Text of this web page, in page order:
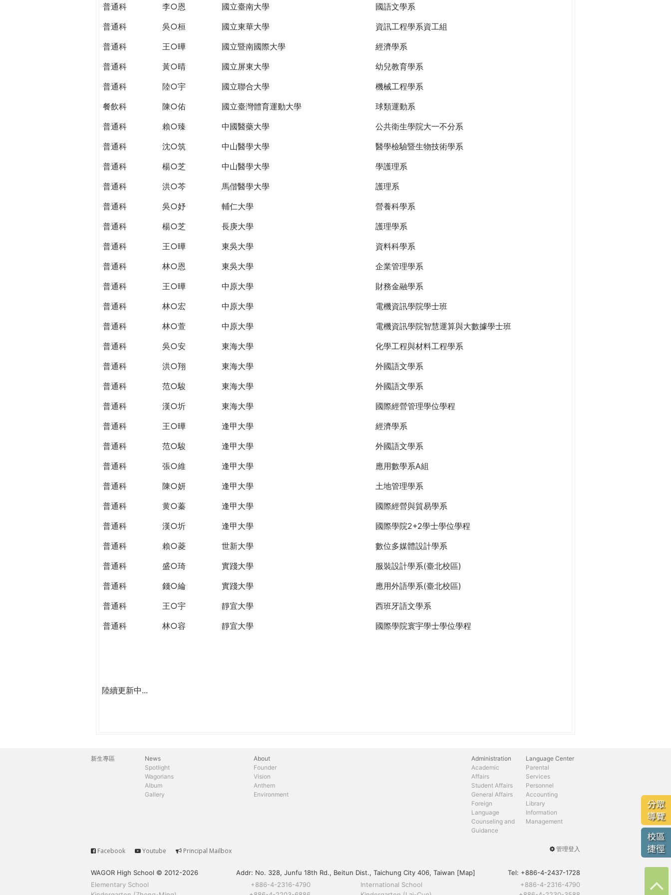
普通科 李○恩 國立臺南大學
國語文學系
普通科
吳○桓 國立東華大學
資訊工程學系資工組
普通科
王○曄 國立暨南國際大學
經濟學系
普通科
黃○晴 國立屏東大學
幼兒教育學系
普通科
陸○宇 國立聯合大學
機械工程學系
餐飲科
陳○佑 國立臺灣體育運動大學
球類運動系
普通科
賴○臻 中國醫藥大學
公共衛生學院大一不分系
普通科
沈○筑 中山醫學大學
醫學檢驗暨生物技術學系
普通科
楊○芝 中山醫學大學
學護理系
普通科
洪○芩 馬偕醫學大學
護理系
普通科
吳○妤 輔仁大學
營養科學系
普通科
楊○芝 長庚大學
護理學系
普通科
王○曄 東吳大學
資料科學系
普通科
林○恩 東吳大學
企業管理學系
普通科
王○曄 中原大學
財務金融學系
普通科
林○宏 中原大學
電機資訊學院學士班
普通科
林○萱 中原大學
電機資訊學院智慧運算與大數據學士班
普通科
吳○安 東海大學
化學工程與材料工程學系
普通科
洪○翔 東海大學
外國語文學系
普通科
范○駿 東海大學
外國語文學系
普通科
漢○圻 東海大學
國際經營管理學位學程
普通科
王○曄 逢甲大學
經濟學系
普通科
范○駿 逢甲大學
外國語文學系
普通科
張○維 逢甲大學
應用數學系A組
普通科
陳○妍 逢甲大學
土地管理學系
普通科
黄○蓁 逢甲大學
國際經營與貿易學系
普通科
漢○圻 逢甲大學
國際學院2+2學士學位學程
普通科
賴○菱 世新大學
數位多媒體設計學系
普通科
盛○琦 實踐大學
服裝設計學系(臺北校區)
普通科
錢○綸 實踐大學
應用外語學系(臺北校區)
普通科
王○宇 靜宜大學
西班牙語文學系
普通科
林○容 靜宜大學 國際學院寰宇學士學位學程
陸續更新中...
分眾
導覽
校區
捷徑
主
新生專區
News
Spotlight
Wagorians
Album
Gallery
About
Founder
Vision
Anthem
Environment
Administration
Academic
Affairs
Student Affairs
General Affairs
Foreign
Language
Counseling and
Guidance
Parental
Services
Personnel
Accounting
Library
Information
Management
Language Center
User
menu
管理登入
Service
Facebook Youtube Principal Mailbox
WAGOR High School © 2012-2026 Addr: No. 328, Junfu 18th Rd., Beitun Dist., Taichung City 406, Taiwan [Map] Tel: +886-4-2437-1728
Elementary School
+886-4-2316-4790 International School
+886-4-2316-4790